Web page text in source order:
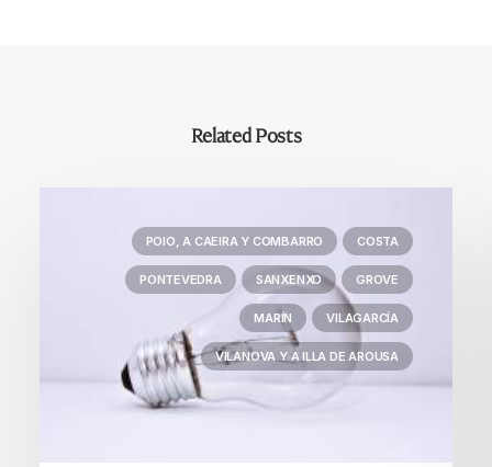
Related Posts
POIO, A CAEIRA Y COMBARRO COSTA
PONTEVEDRA SANXENXO GROVE
MARÍN VILAGARCÍA
VILANOVA Y A ILLA DE AROUSA